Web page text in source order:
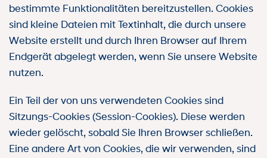
bestimmte Funktionalitäten bereitzustellen. Cookies
sind kleine Dateien mit Textinhalt, die durch unsere
Website erstellt und durch Ihren Browser auf Ihrem
Endgerät abgelegt werden, wenn Sie unsere Website
nutzen.
Ein Teil der von uns verwendeten Cookies sind
Sitzungs-Cookies (Session-Cookies). Diese werden
wieder gelöscht, sobald Sie Ihren Browser schließen.
Eine andere Art von Cookies, die wir verwenden, sind